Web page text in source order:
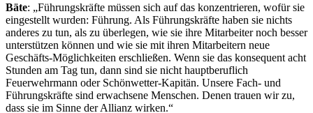
Bäte: „Führungskräfte müssen sich auf das konzentrieren, wofür sie
eingestellt wurden: Führung. Als Führungskräfte haben sie nichts
anderes zu tun, als zu überlegen, wie sie ihre Mitarbeiter noch besser
unterstützen können und wie sie mit ihren Mitarbeitern neue
Geschäfts-Möglichkeiten erschließen. Wenn sie das konsequent acht
Stunden am Tag tun, dann sind sie nicht hauptberuflich
Feuerwehrmann oder Schönwetter-Kapitän. Unsere Fach- und
Führungskräfte sind erwachsene Menschen. Denen trauen wir zu,
dass sie im Sinne der Allianz wirken.“